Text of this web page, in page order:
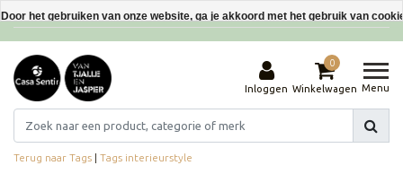
Interieurdecoraties van gerecyclede materialen
Inloggen
0
Winkelwagen Menu
Terug naar Tags | Tags interieurstyle
Door het gebruiken van onze website, ga je akkoord met het gebruik van